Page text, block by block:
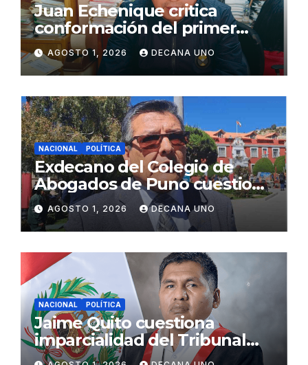
Juan Echenique critica
conformación del primer
gabinete ministerial de Keiko
Fujimori
AGOSTO 1, 2026 DECANA UNO
NACIONAL POLÍTICA
Exdecano del Colegio de
Abogados de Puno cuestiona
propuestas sobre seguridad
ciudadana
AGOSTO 1, 2026 DECANA UNO
NACIONAL POLÍTICA
Jaime Quito cuestiona
imparcialidad del Tribunal
Constitucional tras liberación